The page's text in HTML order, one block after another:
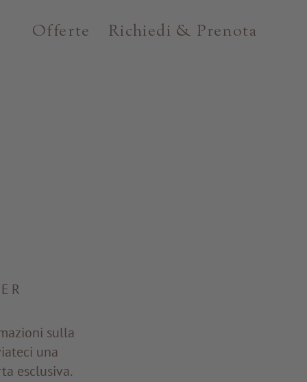
Offerte Richiedi & Prenota
sulla
una
esclusiva.